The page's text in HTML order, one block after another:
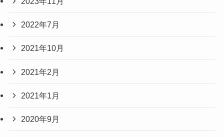
2022年7月
2021年10月
2021年2月
2021年1月
2020年9月